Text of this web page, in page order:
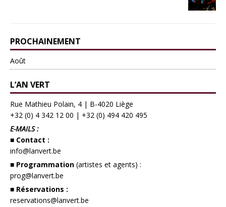
PROCHAINEMENT
Août
L’AN VERT
Rue Mathieu Polain, 4 | B-4020 Liège
+32 (0) 4 342 12 00 | +32 (0) 494 420 495
E-MAILS :
■ Contact :
info@lanvert.be
■ Programmation (artistes et agents) :
prog@lanvert.be
■ Réservations :
reservations@lanvert.be